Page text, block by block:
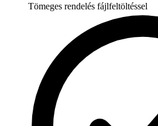
Tömeges rendelés fájlfeltöltéssel